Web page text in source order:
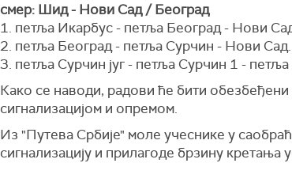
смер: Шид - Нови Сад / Београд
1. петља Икарбус - петља Београд - Нови
2. петља Београд - петља Сурчин - Нови Сад.
3. петља Сурчин југ - петља Сурчин 1 -
Како се наводи, радови ће бити
сигнализацијом и опремом.
Из "Путева Србије" моле учеснике у
сигнализацију и прилагоде брзину кретања